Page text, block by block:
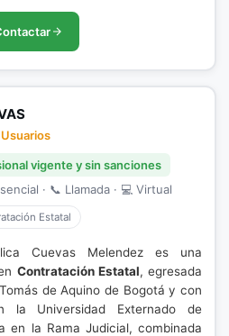
vigente y sin sanciones
· 📞 Llamada · 💻 Virtual
Estatal
Cuevas Melendez es una
Contratación Estatal, egresada
de Aquino de Bogotá y con
la Universidad Externado de
en la Rama Judicial, combinada